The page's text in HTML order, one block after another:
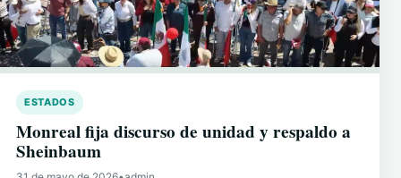
ESTADOS
Monreal fija discurso de unidad y respaldo a
Sheinbaum